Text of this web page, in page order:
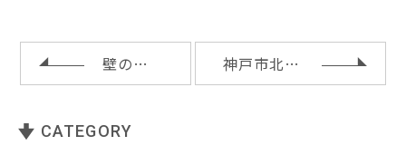
o
o
k
st t
壁のグラスウール断熱施工 神戸市北区ＩＹ様邸の基礎工事完了
CATEGORY